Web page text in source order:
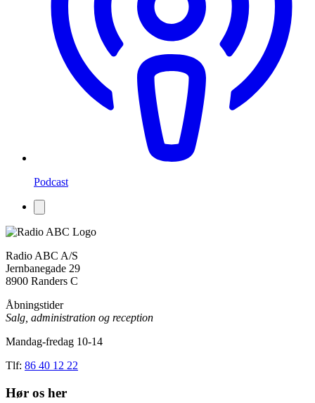
Podcast
Radio ABC A/S
Jernbanegade 29
8900 Randers C
Åbningstider
Salg, administration og reception
Mandag-fredag 10-14
Tlf: 86 40 12 22
Hør os her